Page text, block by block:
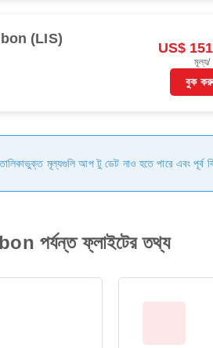
(LIS)
US$
মূল্য/
বুক
মূল্যগুলি আপ টু ডেট নাও হতে পারে এবং পূর্ব
পর্যন্ত ফ্লাইটের তথ্য